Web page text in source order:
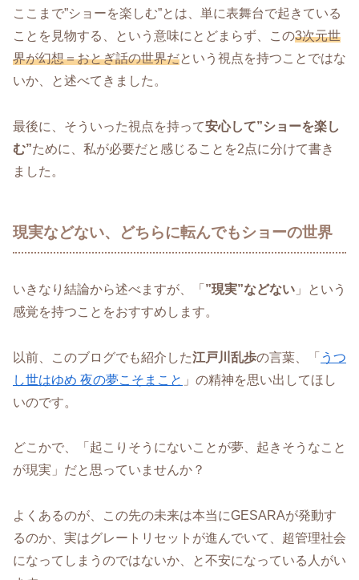
ここまで”ショーを楽しむ”とは、単に表舞台で起きている
ことを見物する、という意味にとどまらず、この3次元世
界が幻想＝おとぎ話の世界だという視点を持つことではな
いか、と述べてきました。
最後に、そういった視点を持って安心して”ショーを楽し
む”ために、私が必要だと感じることを2点に分けて書き
ました。
現実などない、どちらに転んでもショーの世界
いきなり結論から述べますが、「 ”現実”などない 」という
感覚を持つことをおすすめします。
以前、このブログでも紹介した江戸川乱歩の言葉、「 うつ
し世はゆめ 夜の夢こそまこと 」の精神を思い出してほし
いのです。
どこかで、「起こりそうにないことが夢、起きそうなこと
が現実」だと思っていませんか？
よくあるのが、この先の未来は本当にGESARAが発動す
るのか、実はグレートリセットが進んでいて、超管理社会
になってしまうのではないか、と不安になっている人がい